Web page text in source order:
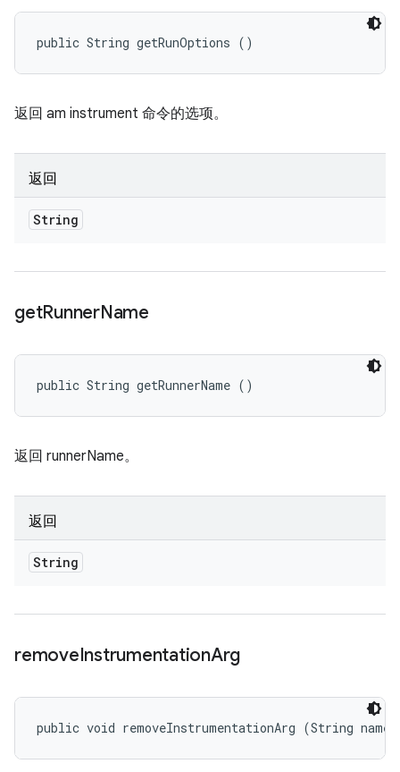
public String getRunOptions ()
返回 am instrument 命令的选项。
返回
String
getRunnerName
public String getRunnerName ()
返回 runnerName。
返回
String
removeInstrumentationArg
public void removeInstrumentationArg (String name)